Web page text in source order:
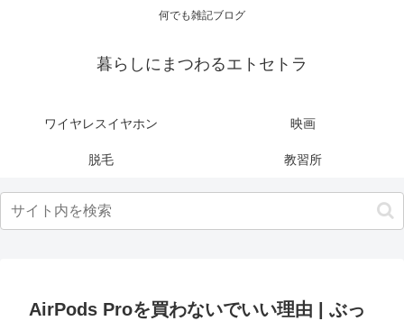
何でも雑記ブログ
暮らしにまつわるエトセトラ
ワイヤレスイヤホン 映画
脱毛 教習所
AirPods Proを買わないでいい理由 | ぶっ